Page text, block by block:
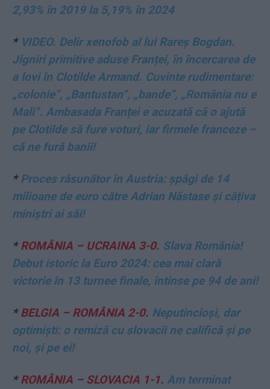
2,93% în 2019 la 5,19% în 2024
* VIDEO. Delir xenofob al lui Rareș Bogdan.
Jigniri primitive aduse Franței, în încercarea de
a lovi în Clotilde Armand. Cuvinte rudimentare:
„colonie”, „Bantustan”, „bande”, „România nu e
Mali”. Ambasada Franței e acuzată că o ajută
pe Clotilde să fure voturi, iar firmele franceze –
că ne fură banii!
* Proces răsunător în Austria: șpăgi de 14
milioane de euro către Adrian Năstase și câțiva
miniștri ai săi!
*ROMÂNIA – UCRAINA 3-0. Slava România!
Debut istoric la Euro 2024: cea mai clară
victorie în 13 turnee finale, întinse pe 94 de ani!
*BELGIA – ROMÂNIA 2-0. Neputincioși, dar
optimiști: o remiză cu slovacii ne califică și pe
noi, și pe ei!
*ROMÂNIA – SLOVACIA 1-1. Am terminat